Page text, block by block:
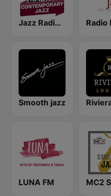
Jazz Radio Contemporary Jazz
Smooth jazz
LUNA FM